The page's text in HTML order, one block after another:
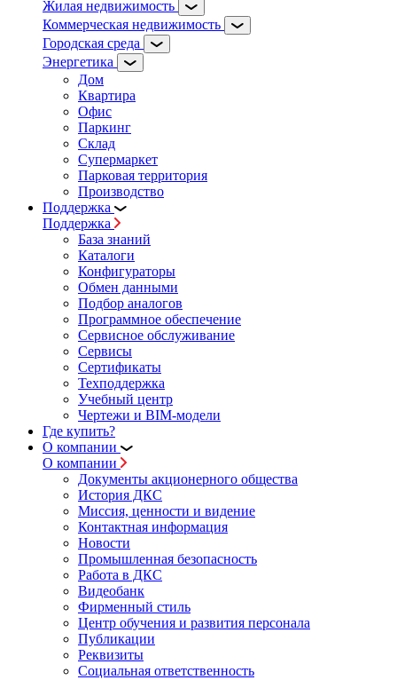
Жилая недвижимость
Коммерческая недвижимость
Городская среда
Энергетика
Дом
Квартира
Офис
Паркинг
Склад
Супермаркет
Парковая территория
Производство
Поддержка
Поддержка
База знаний
Каталоги
Конфигураторы
Обмен данными
Подбор аналогов
Программное обеспечение
Сервисное обслуживание
Сервисы
Сертификаты
Техподдержка
Учебный центр
Чертежи и BIM-модели
Где купить?
О компании
О компании
Документы акционерного общества
История ДКС
Миссия, ценности и видение
Контактная информация
Новости
Промышленная безопасность
Работа в ДКС
Видеобанк
Фирменный стиль
Центр обучения и развития персонала
Публикации
Реквизиты
Социальная ответственность